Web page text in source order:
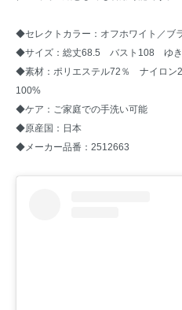
◆セレクトカラー：オフホワイト／ブ
◆サイズ：総丈68.5 バスト108 ゆ
◆素材：ポリエステル72％ ナイロン
100%
◆ケア：ご家庭での手洗い可能
◆原産国：日本
◆メーカー品番：2512663